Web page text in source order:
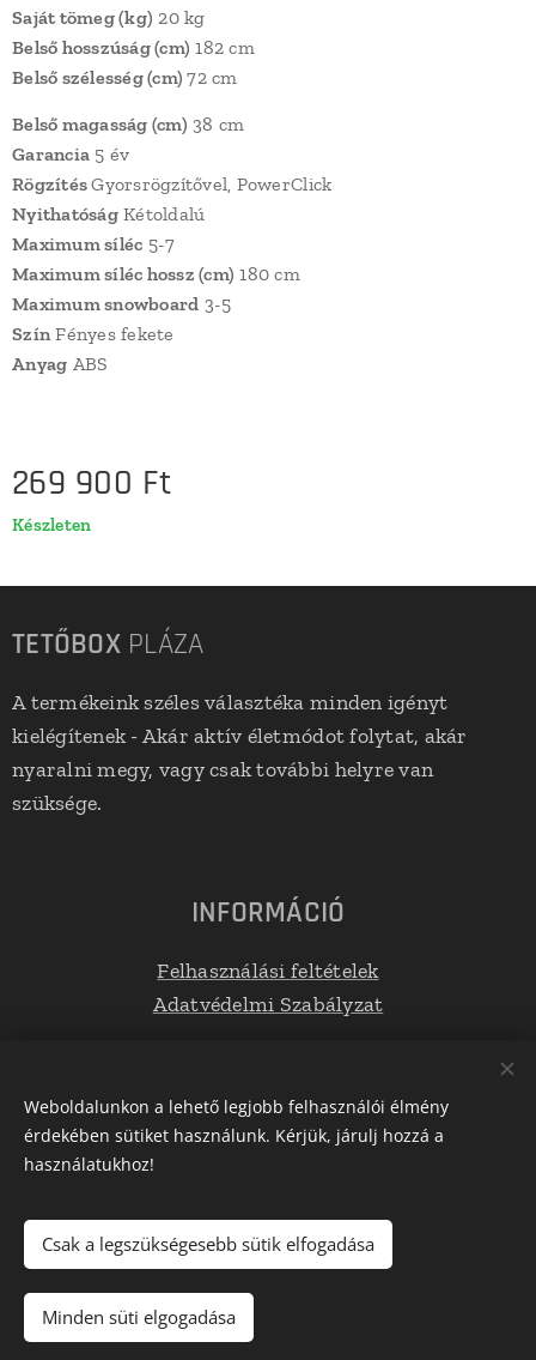
Saját tömeg (kg) 20 kg
Belső hosszúság (cm) 182 cm
Belső szélesség (cm)72 cm
Belső magasság (cm) 38 cm
Garancia 5 év
RögzítésGyorsrögzítővel, PowerClick
NyithatóságKétoldalú
Maximum síléc 5-7
Maximum síléc hossz (cm) 180 cm
Maximum snowboard 3-5
SzínFényes fekete
Anyag ABS
269 900 Ft
Készleten
TETŐBOX PLÁZA
A termékeink széles választéka minden igényt
kielégítenek - Akár aktív életmódot folytat, akár
nyaralni megy, vagy csak további helyre van
szüksége.
INFORMÁCIÓ
Felhasználási feltételek
Adatvédelmi Szabályzat
Elérhetőségek
Az oldalt aWebnode
Weboldalunkon a lehető legjobb felhasználói élmény
érdekében sütiket használunk. Kérjük, járulj hozzá a
használatukhoz!
Csak a legszükségesebb sütik elfogadása
Minden süti elgogadása